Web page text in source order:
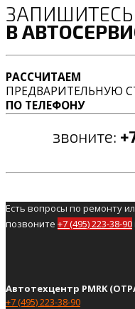
ЗАПИШИТЕСЬ
В
РАССЧИТАЕМ
ПРЕДВАРИТЕЛЬНУЮ
ПО ТЕЛЕФОНУ
звоните:
Есть вопросы по ремонту
позвоните +7 (495) 223-38-90
Автотехцентр PMRK
+7 (495) 223-38-90